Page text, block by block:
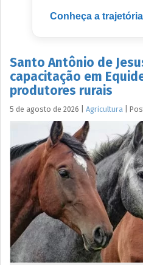
Conheça a
Santo Antônio de
capacitação em
produtores rurais
5 de agosto de 2026 Agricultura